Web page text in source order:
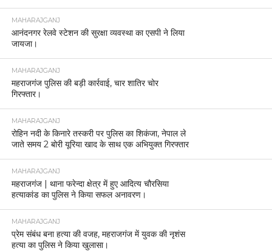
MAHARAJGANJ
आनंदनगर रेलवे स्टेशन की सुरक्षा व्यवस्था का एसपी ने लिया
जायजा।
MAHARAJGANJ
महराजगंज पुलिस की बड़ी कार्रवाई, चार शातिर चोर
गिरफ्तार।
MAHARAJGANJ
रोहिन नदी के किनारे तस्करी पर पुलिस का शिकंजा, नेपाल ले
जाते समय 2 बोरी यूरिया खाद के साथ एक अभियुक्त गिरफ्तार
MAHARAJGANJ
महराजगंज | थाना फरेन्दा क्षेत्र में हुए आदित्य चौरसिया
हत्याकांड का पुलिस ने किया सफल अनावरण।
MAHARAJGANJ
प्रेम संबंध बना हत्या की वजह, महराजगंज में युवक की नृशंस
हत्या का पुलिस ने किया खुलासा।